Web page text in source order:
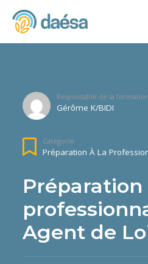
Responsable de la formation
Gérôme K/BIDI
Catégorie
Préparation À La
Préparation
Agent de